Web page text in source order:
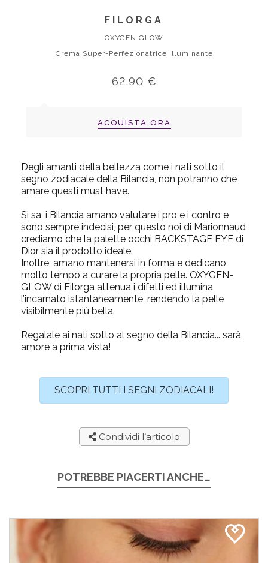
FILORGA
OXYGEN GLOW
Crema Super-Perfezionatrice Illuminante
62,90 €
ACQUISTA ORA
Degli amanti della bellezza come i nati sotto il
segno zodiacale della Bilancia, non potranno che
amare questi must have.
Si sa, i Bilancia amano valutare i pro e i contro e
sono sempre indecisi, per questo noi di Marionnaud
crediamo che la palette occhi BACKSTAGE EYE di
Dior sia il prodotto ideale.
Inoltre, amano mantenersi in forma e dedicano
molto tempo a curare la propria pelle. OXYGEN-
GLOW di Filorga attenua i difetti ed illumina
l’incarnato istantaneamente, rendendo la pelle
visibilmente più bella.
Regalale ai nati sotto al segno della Bilancia... sarà
amore a prima vista!
SCOPRI TUTTI I SEGNI ZODIACALI!
Condividi l’articolo
POTREBBE PIACERTI ANCHE…